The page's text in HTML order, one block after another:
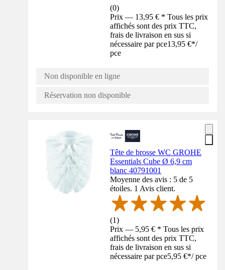
(0)
Prix — 13,95 € * Tous les prix
affichés sont des prix TTC,
frais de livraison en sus si
nécessaire par pce13,95 €*/
pce
Non disponible en ligne
Réservation non disponible
Tête de brosse WC GROHE
Essentials Cube Ø 6,9 cm
blanc 40791001
Moyenne des avis : 5 de 5
étoiles. 1 Avis client.
(1)
Prix — 5,95 € * Tous les prix
affichés sont des prix TTC,
frais de livraison en sus si
nécessaire par pce5,95 €*/ pce